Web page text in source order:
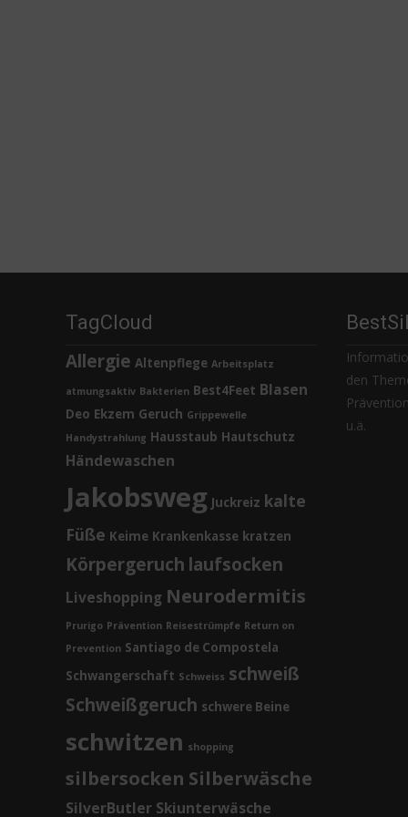
TagCloud
Allergie Altenpflege Arbeitsplatz
atmungsaktiv Bakterien Best4Feet Blasen
Deo Ekzem Geruch Grippewelle
Handystrahlung Hausstaub Hautschutz
Händewaschen
Jakobsweg Juckreiz kalte
Füße Keime Krankenkasse kratzen
Körpergeruch laufsocken
Liveshopping Neurodermitis
Prurigo Prävention Reisestrümpfe Return on
Prevention Santiago de Compostela
Schwangerschaft Schweiss schweiß
Schweißgeruch schwere Beine
schwitzen shopping
silbersocken Silberwäsche
SilverButler Skiunterwäsche
den
u.ä.